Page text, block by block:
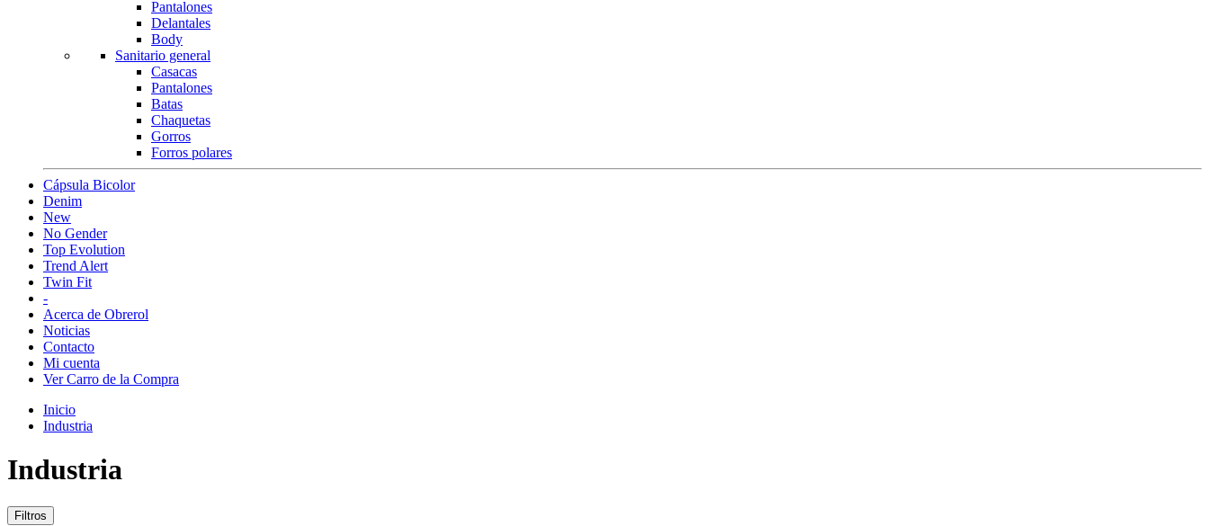
Pantalones
Delantales
Body
Sanitario general
Casacas
Pantalones
Batas
Chaquetas
Gorros
Forros polares
Cápsula Bicolor
Denim
New
No Gender
Top Evolution
Trend Alert
Twin Fit
-
Acerca de Obrerol
Noticias
Contacto
Mi cuenta
Ver Carro de la Compra
Inicio
Industria
Industria
Filtros